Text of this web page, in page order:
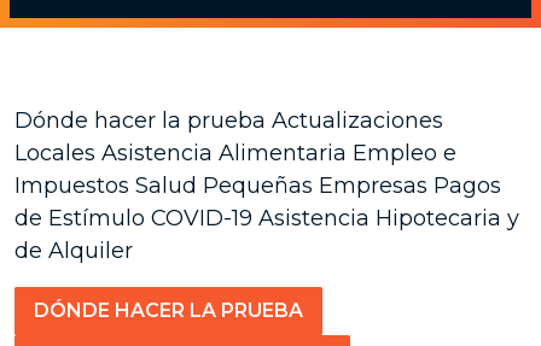
Dónde hacer la prueba Actualizaciones
Locales Asistencia Alimentaria Empleo e
Impuestos Salud Pequeñas Empresas Pagos
de Estímulo COVID-19 Asistencia Hipotecaria y
de Alquiler
DÓNDE HACER LA PRUEBA